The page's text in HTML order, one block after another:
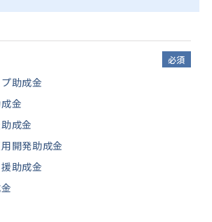
必須
助成金
金
成金
開発助成金
助成金